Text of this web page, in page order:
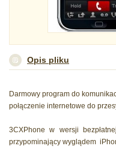
Opis pliku
Darmowy program do
połączenie internetowe do
3CXPhone w wersji
przypominający wyglądem